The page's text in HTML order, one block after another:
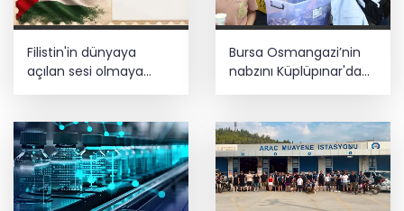
Filistin'in dünyaya
açılan sesi olmaya
devam edeceğiz
Bursa Osmangazi’nin
nabzını Küplüpınar'da
tuttu